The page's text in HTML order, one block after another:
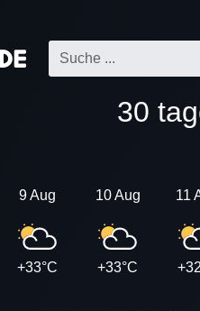
30
9 Aug
+33°C
10 Aug
+33°C
11